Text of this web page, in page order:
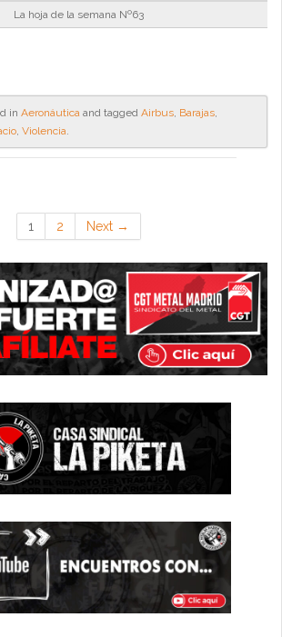
La hoja de la semana Nº63
in Aeronáutica and tagged Airbus Barajas
Violencia
1 2 Next →